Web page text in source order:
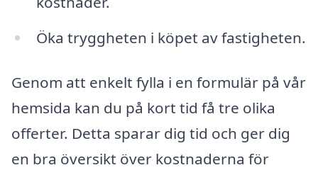
Öka tryggheten i köpet av fastigheten.
Genom att enkelt fylla i en formulär på vår
hemsida kan du på kort tid få tre olika
offerter. Detta sparar dig tid och ger dig
en bra översikt över kostnaderna för